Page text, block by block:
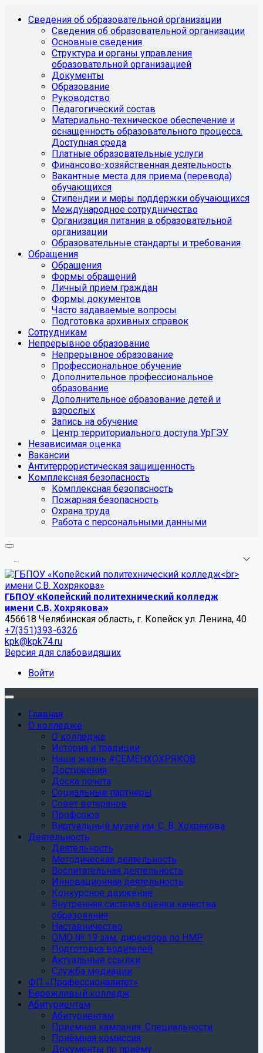
Сведения об образовательной организации
Сведения об образовательной организации
Основные сведения
Структура и органы управления
образовательной организацией
Документы
Образование
Руководство
Педагогический состав
Материально-техническое обеспечение и
оснащенность образовательного процесса.
Доступная среда
Платные образовательные услуги
Финансово-хозяйственная деятельность
Вакантные места для приема (перевода)
обучающихся
Стипендии и меры поддержки обучающихся
Международное сотрудничество
Организация питания в образовательной
организации
Образовательные стандарты и требования
Обращения
Обращения
Формы обращений
Личный прием граждан
Формы документов
Часто задаваемые вопросы
Подготовка архивных справок
Сотрудникам
Непрерывное образование
Непрерывное образование
Профессиональное обучение
Дополнительное профессиональное
образование
Дополнительное образование детей и
взрослых
Запись на обучение
Центр территориального доступа УрГЭУ
Независимая оценка
Вакансии
Антитеррористическая защищенность
Комплексная безопасность
Комплексная безопасность
Пожарная безопасность
Охрана труда
Работа с персональными данными
...
ГБПОУ «Копейский политехнический колледж
имени С.В. Хохрякова»
456618 Челябинская область, г. Копейск ул. Ленина, 40
+7(351)393-6326
kpk@kpk74.ru
Версия для слабовидящих
Войти
Главная
О колледже
О колледже
История и традиции
Наша жизнь #СЕМЕНХОХРЯКОВ
Достижения
Доска почета
Социальные партнеры
Совет ветеранов
Профсоюз
Виртуальный музей им. С. В. Хохрякова
Деятельность
Деятельность
Методическая деятельность
Воспитательная деятельность
Инновационная деятельность
Конкурсное движение
Внутренняя система оценки качества
образования
Наставничество
ОМО № 19 зам. директора по НМР
Подготовка водителей
Актуальные ссылки
Служба медиации
ФП «Профессионалитет»
Бережливый колледж
Абитуриентам
Абитуриентам
Приёмная кампания. Специальности
Приёмная комиссия
Документы по приёму